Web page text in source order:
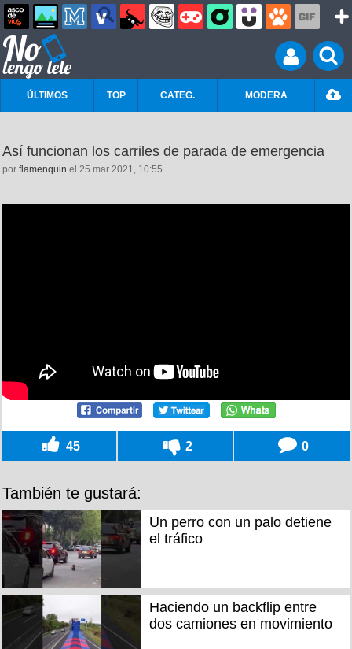
ÚLTIMOS TOP CATEG. MODERA
Así funcionan los carriles de parada de emergencia
por flamenquin el 25 mar 2021, 10:55
45 2 0
También te gustará:
Un perro con un palo detiene
el tráfico
Haciendo un backflip entre
dos camiones en movimiento